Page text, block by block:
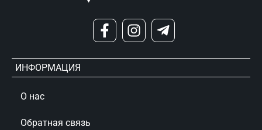
ИНФОРМАЦИЯ
О нас
Обратная связь